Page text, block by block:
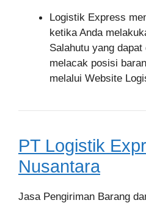
Logistik Express
ketika Anda
Salahutu yang
melacak posisi
melalui Website
PT Logistik
Nusantara
Jasa Pengiriman Barang